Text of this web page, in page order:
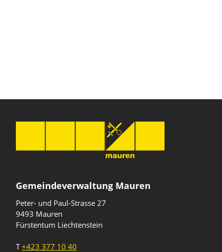
Gemeindeverwaltung Mauren
Peter- und Paul-Strasse 27
9493 Mauren
Fürstentum Liechtenstein
T+423 377 10 40